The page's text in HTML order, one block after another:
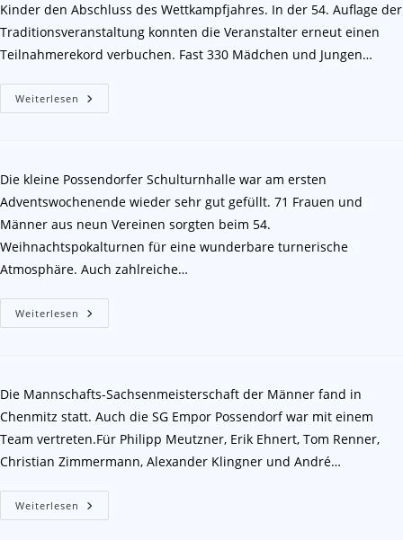
Kinder den Abschluss des Wettkampfjahres. In der 54. Auflage der
Traditionsveranstaltung konnten die Veranstalter erneut einen
Teilnahmerekord verbuchen. Fast 330 Mädchen und Jungen…
Weiterlesen
Die kleine Possendorfer Schulturnhalle war am ersten
Adventswochenende wieder sehr gut gefüllt. 71 Frauen und
Männer aus neun Vereinen sorgten beim 54.
Weihnachtspokalturnen für eine wunderbare turnerische
Atmosphäre. Auch zahlreiche…
Weiterlesen
Die Mannschafts-Sachsenmeisterschaft der Männer fand in
Chenmitz statt. Auch die SG Empor Possendorf war mit einem
Team vertreten.Für Philipp Meutzner, Erik Ehnert, Tom Renner,
Christian Zimmermann, Alexander Klingner und André…
Weiterlesen